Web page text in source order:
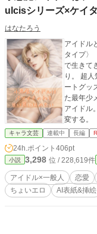
ulcisシリーズ×ケイタ
はなたろう
アイドル
タイプ〉 「杏ちゃんは、ボクだけのものだからね」 仕事一筋
で生きて
り。 超
ートグッズ制
た最年少
アイドル
変する。 「やっと会えた。もう離さない」 深夜に呼び出さ
れ、強引
が中学生の頃に
ドルになって杏
め、ケイ
た。 あとは、杏
げるよ」 完璧なアイドルが見せる素顔。 惜しみない愛は、深
くときには息
を諦め
キャラ文芸 連載中 長編
24h.ポイント 406pt
小説 3,298 位 / 228,619件
アイドル×一般人 恋愛
ちょいエロ
AI表紙&挿絵